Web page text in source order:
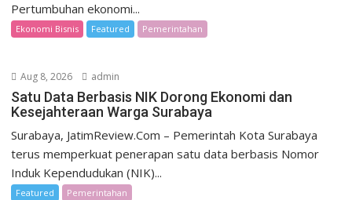
Pertumbuhan ekonomi...
Ekonomi Bisnis Featured Pemerintahan
Aug 8, 2026 admin
Satu Data Berbasis NIK Dorong Ekonomi dan
Kesejahteraan Warga Surabaya
Surabaya, JatimReview.Com – Pemerintah Kota Surabaya
terus memperkuat penerapan satu data berbasis Nomor
Induk Kependudukan (NIK)...
Featured Pemerintahan